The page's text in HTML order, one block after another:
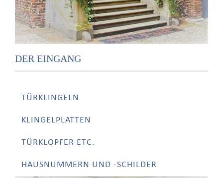
DER EINGANG
TÜRKLINGELN
KLINGELPLATTEN
TÜRKLOPFER ETC.
HAUSNUMMERN UND -SCHILDER